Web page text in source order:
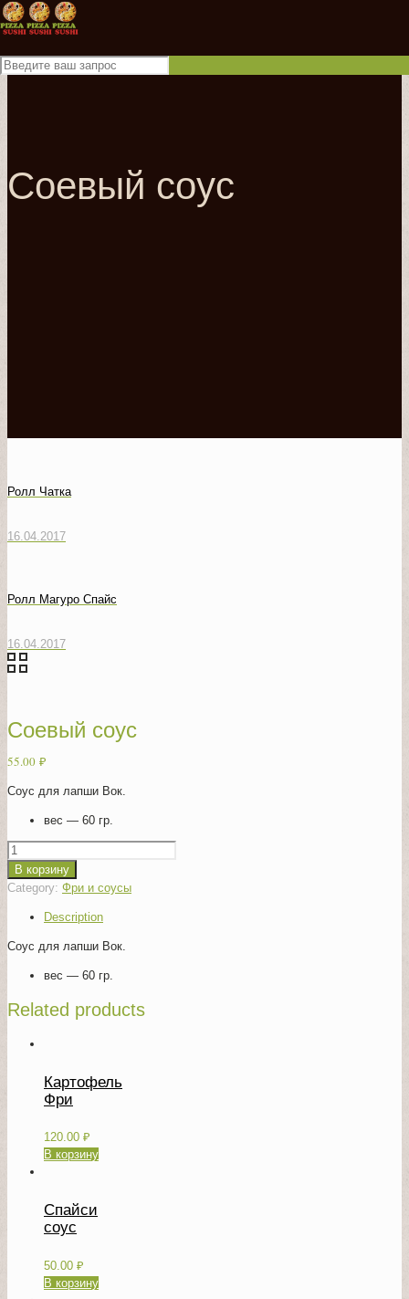
Соевый соус
Ролл Чатка
16.04.2017
Ролл Магуро Спайс
16.04.2017
Соевый соус
55.00 ₽
Соус для лапши Вок.
вес — 60 гр.
Quantity
В корзину
Category: Фри и соусы
Description
Соус для лапши Вок.
вес — 60 гр.
Related products
Картофель
Фри
120.00 ₽
В корзину
Спайси
соус
50.00 ₽
В корзину